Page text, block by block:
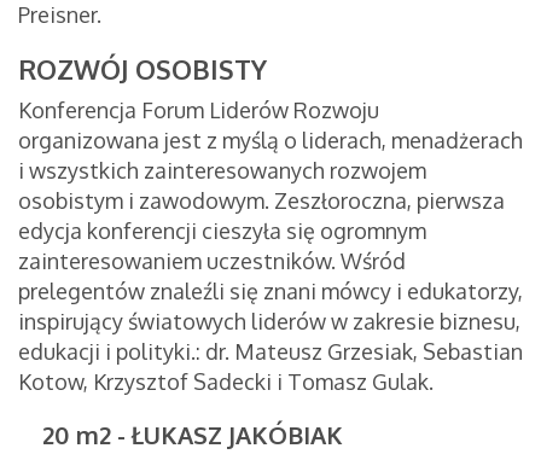
Preisner.
ROZWÓJ OSOBISTY
Konferencja Forum Liderów Rozwoju
organizowana jest z myślą o liderach, menadżerach
i wszystkich zainteresowanych rozwojem
osobistym i zawodowym. Zeszłoroczna, pierwsza
edycja konferencji cieszyła się ogromnym
zainteresowaniem uczestników. Wśród
prelegentów znaleźli się znani mówcy i edukatorzy,
inspirujący światowych liderów w zakresie biznesu,
edukacji i polityki.: dr. Mateusz Grzesiak, Sebastian
Kotow, Krzysztof Sadecki i Tomasz Gulak.
20 m2 - ŁUKASZ JAKÓBIAK